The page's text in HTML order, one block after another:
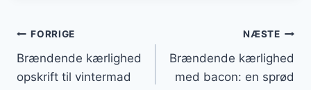
Indlægsnavigation
FORRIGE
Brændende kærlighed
opskrift til vintermad
NÆSTE
Brændende kærlighed
med bacon: en sprød